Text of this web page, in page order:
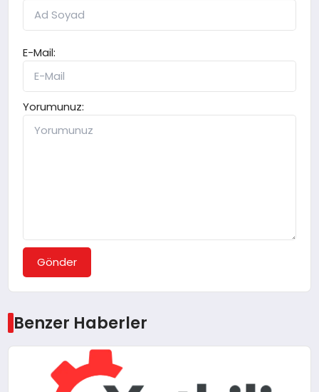
E-Mail:
Yorumunuz:
Gönder
Benzer Haberler